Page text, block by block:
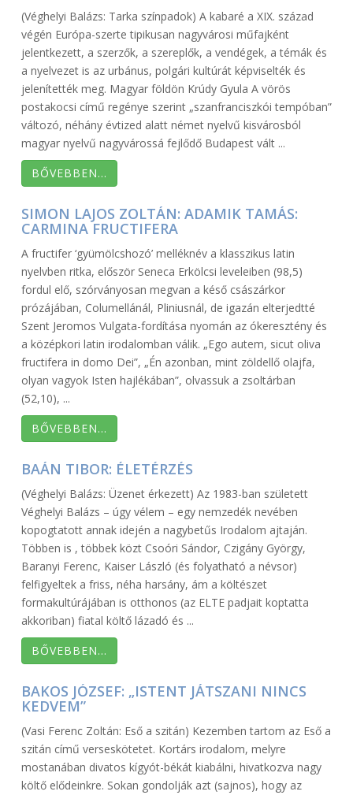
(Véghelyi Balázs: Tarka színpadok) A kabaré a XIX. század
végén Európa-szerte tipikusan nagyvárosi műfajként
jelentkezett, a szerzők, a szereplők, a vendégek, a témák és
a nyelvezet is az urbánus, polgári kultúrát képviselték és
jelenítették meg. Magyar földön Krúdy Gyula A vörös
postakocsi című regénye szerint „szanfranciszkói tempóban”
változó, néhány évtized alatt német nyelvű kisvárosból
magyar nyelvű nagyvárossá fejlődő Budapest vált ...
BŐVEBBEN…
SIMON LAJOS ZOLTÁN: ADAMIK TAMÁS:
CARMINA FRUCTIFERA
A fructifer ‘gyümölcshozó’ melléknév a klasszikus latin
nyelvben ritka, először Seneca Erkölcsi leveleiben (98,5)
fordul elő, szórványosan megvan a késő császárkor
prózájában, Columellánál, Pliniusnál, de igazán elterjedtté
Szent Jeromos Vulgata-fordítása nyomán az ókeresztény és
a középkori latin irodalomban válik. „Ego autem, sicut oliva
fructifera in domo Dei”, „Én azonban, mint zöldellő olajfa,
olyan vagyok Isten hajlékában”, olvassuk a zsoltárban
(52,10), ...
BŐVEBBEN…
BAÁN TIBOR: ÉLETÉRZÉS
(Véghelyi Balázs: Üzenet érkezett) Az 1983-ban született
Véghelyi Balázs – úgy vélem – egy nemzedék nevében
kopogtatott annak idején a nagybetűs Irodalom ajtaján.
Többen is , többek közt Csoóri Sándor, Czigány György,
Baranyi Ferenc, Kaiser László (és folyatható a névsor)
felfigyeltek a friss, néha harsány, ám a költészet
formakultúrájában is otthonos (az ELTE padjait koptatta
akkoriban) fiatal költő lázadó és ...
BŐVEBBEN…
BAKOS JÓZSEF: „ISTENT JÁTSZANI NINCS
KEDVEM”
(Vasi Ferenc Zoltán: Eső a szitán) Kezemben tartom az Eső a
szitán című verseskötetet. Kortárs irodalom, melyre
mostanában divatos kígyót-békát kiabálni, hivatkozva nagy
költő elődeinkre. Sokan gondolják azt (sajnos), hogy az